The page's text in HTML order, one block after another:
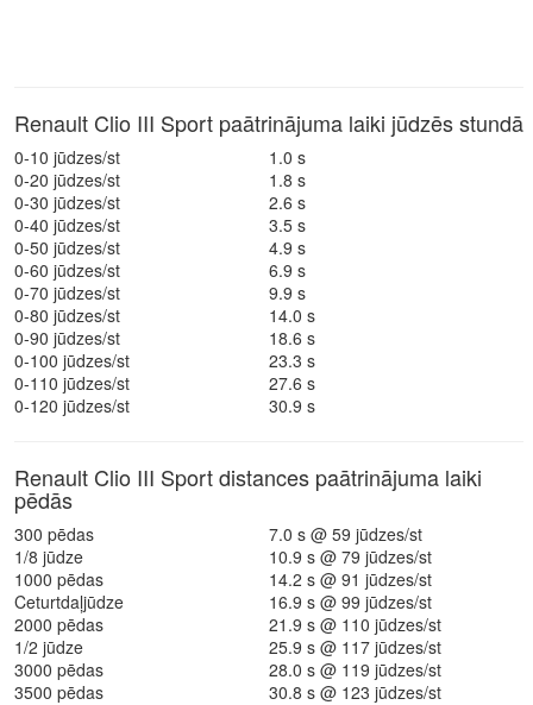
Renault Clio III Sport paātrinājuma laiki jūdzēs stundā
0-10 jūdzes/st
1.0 s
0-20 jūdzes/st
1.8 s
0-30 jūdzes/st
2.6 s
0-40 jūdzes/st
3.5 s
0-50 jūdzes/st
4.9 s
0-60 jūdzes/st
6.9 s
0-70 jūdzes/st
9.9 s
0-80 jūdzes/st
14.0 s
0-90 jūdzes/st
18.6 s
0-100 jūdzes/st
23.3 s
0-110 jūdzes/st
27.6 s
0-120 jūdzes/st
30.9 s
Renault Clio III Sport distances paātrinājuma laiki
pēdās
300 pēdas
7.0 s @ 59 jūdzes/st
1/8 jūdze
10.9 s @ 79 jūdzes/st
1000 pēdas
14.2 s @ 91 jūdzes/st
Ceturtdaļjūdze
16.9 s @ 99 jūdzes/st
2000 pēdas
21.9 s @ 110 jūdzes/st
1/2 jūdze
25.9 s @ 117 jūdzes/st
3000 pēdas
28.0 s @ 119 jūdzes/st
3500 pēdas
30.8 s @ 123 jūdzes/st